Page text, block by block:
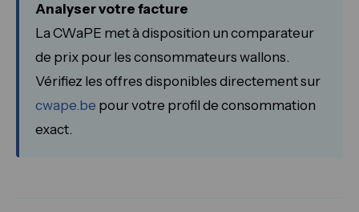
Analyser votre facture
La CWaPE met à disposition un comparateur
de prix pour les consommateurs wallons.
Vérifiez les offres disponibles directement sur
cwape.be pour votre profil de consommation
exact.